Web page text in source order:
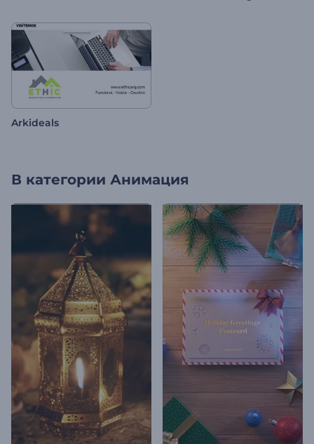
Arkideals
В категории Анимация